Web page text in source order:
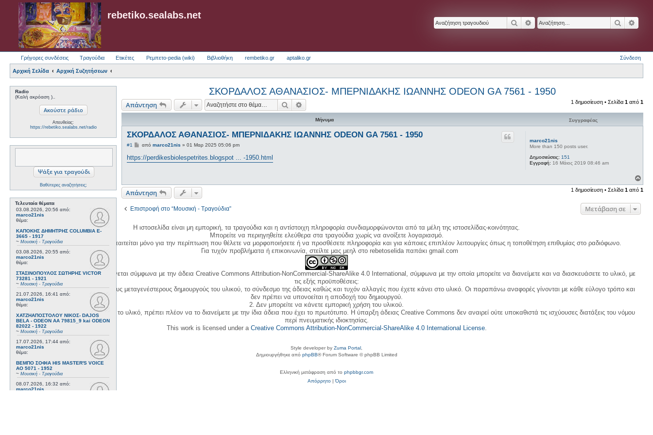
rebetiko.sealabs.net
ΑναζήτησηΕιδική αναζήτηση
Γρήγορες συνδέσεις Τραγούδια Ετικέτες Ρεμπετο-pedia (wiki) Βιβλιοθήκη rembetiko.gr aptaliko.gr Σύνδεση
Αρχική Σελίδα Αρχική Συζητήσεων
Radio
(Καλή ακρόαση )..
Απευθείας:
https://rebetiko.sealabs.net/radio
Βαθύτερες αναζητήσεις;
Τελευταία θέματα
03.08.2026, 20:56 από:
marco21nis
θέμα:
ΚΑΠΟΚΗΣ ΔΗΜΗΤΡΗΣ COLUMBIA E-
3665 - 1917
~ Μουσική - Τραγούδια
03.08.2026, 20:55 από:
marco21nis
θέμα:
ΣΤΑΣΙΝΟΠΟΥΛΟΣ ΣΩΤΗΡΗΣ VICTOR
73281 - 1921
~ Μουσική - Τραγούδια
21.07.2026, 16:41 από:
marco21nis
θέμα:
ΧΑΤΖΗΑΠΟΣΤΟΛΟΥ ΝΙΚΟΣ- DAJOS
BELA - ODEON AA 79815_9 kai ODEON
82022 - 1922
~ Μουσική - Τραγούδια
17.07.2026, 17:44 από:
marco21nis
θέμα:
ΒΕΜΠΟ ΣΟΦΙΑ HIS MASTER'S VOICE
AO 5071 - 1952
~ Μουσική - Τραγούδια
08.07.2026, 16:32 από:
marco21nis
ΣΚΟΡΔΑΛΟΣ ΑΘΑΝΑΣΙΟΣ- ΜΠΕΡΝΙΔΑΚΗΣ ΙΩΑΝΝΗΣ ODEON GA 7561 - 1950
Απάντηση Αναζήτηση 1 δημοσίευση • Σελίδα 1 από 1
Μήνυμα Συγγραφέας
marco21nis
More than 150 posts user.
Δημοσιεύσεις: 151
Εγγραφή: 16 Μάιος 2019 08:46 am
ΣΚΟΡΔΑΛΟΣ ΑΘΑΝΑΣΙΟΣ- ΜΠΕΡΝΙΔΑΚΗΣ ΙΩΑΝΝΗΣ ODEON GA 7561 - 1950
#1
Δ
μ
ο
υ
σ
η
από marco21nis » 01 Μαρ 2025 05:06 pm
https://perdikesbiolespetrites.blogspot ... -1950.html
ο
ρ
Απάντηση 1 δημοσίευση • Σελίδα 1 από 1
Επιστροφή στο “Μουσική - Τραγούδια” Μετάβαση σε
Η ιστοσελίδα είναι μη εμπορική, τα τραγούδια και η αντίστοιχη πληροφορία συνδιαμορφώνονται από τα μέλη της ιστοσελίδας-κοινότητας.
Μπορείτε να περιηγηθείτε ελεύθερα στα τραγούδια χωρίς να ανοίξετε λογαριασμό.
Η δημιουργία λογαριασμού απαιτείται μόνο για την περίπτωση που θέλετε να μορφοποιήσετε ή να προσθέσετε πληροφορία και για κάποιες επιπλέον λειτουργίες όπως η τοποθέτηση επιθυμίας στο ραδιόφωνο.
Για τυχόν προβλήματα ή επικοινωνία, στείλτε μας μεηλ στο rebetoselida παπάκι gmail.com
Η χρήση του υλικού της σελίδας γίνεται σύμφωνα με την άδεια Creative Commons Attribution-NonCommercial-ShareAlike 4.0 International, σύμφωνα με την οποία μπορείτε να διανείμετε και να διασκευάσετε το υλικό, με
τις εξής προϋποθέσεις:
1. Να αναφέρετε τον αρχικό και τους μεταγενέστερους δημιουργούς του υλικού, το σύνδεσμο της άδειας καθώς και τυχόν αλλαγές που έχετε κάνει στο υλικό. Οι παραπάνω αναφορές γίνονται με κάθε εύλογο τρόπο και
δεν πρέπει να υπονοείται η αποδοχή του δημιουργού.
2. Δεν μπορείτε να κάνετε εμπορική χρήση του υλικού.
3. Αν διασκευάσετε με κάθε τρόπο το υλικό, πρέπει πλέον να το διανείμετε με την ίδια άδεια που έχει το πρωτότυπο. Η ύπαρξη άδειας Creative Commons δεν αναιρεί ούτε υποκαθιστά τις ισχύουσες διατάξεις του νόμου
περί πνευματικής ιδιοκτησίας.
This work is licensed under a Creative Commons Attribution-NonCommercial-ShareAlike 4.0 International License.
Style developer by Zuma Portal
Δημιουργήθηκε από phpBB® Forum Software © phpBB Limited
Ελληνική μετάφραση από το phpbbgr.com
Απόρρητο|Όροι